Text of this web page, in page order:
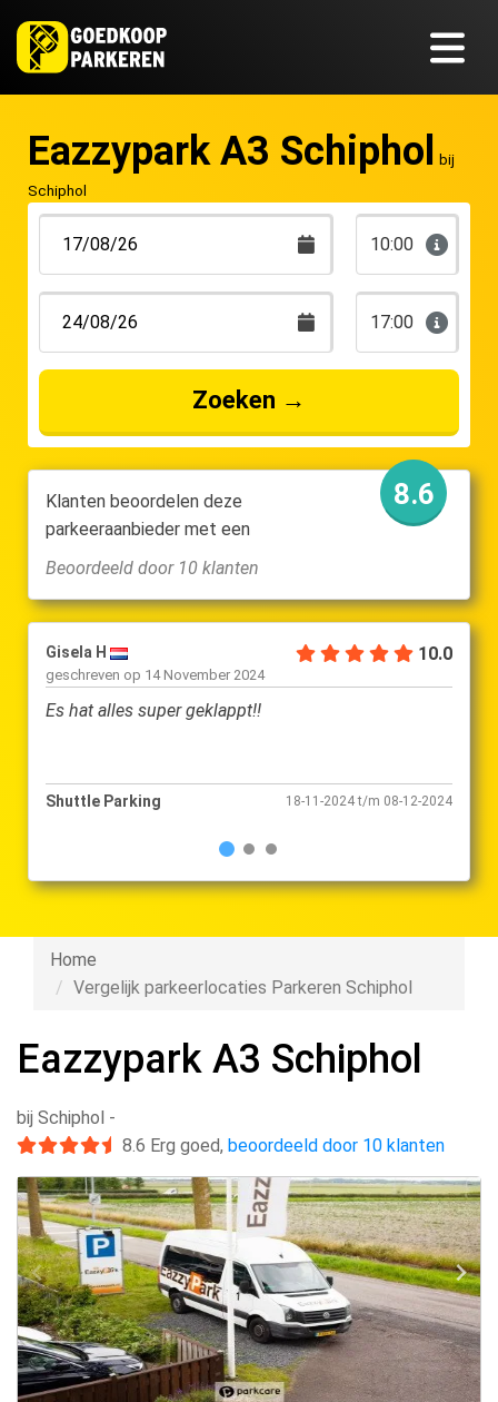
Eazzypark A3 Schiphol
bij
Schiphol
10:00
17:00
Zoeken →
Klanten beoordelen deze
parkeeraanbieder met een
8.6
Beoordeeld door 10 klanten
Gisela H
geschreven op 14 November 2024
10.0
Es hat alles super geklappt!!
Shuttle Parking 18-11-2024 t/m 08-12-2024
Home
Vergelijk parkeerlocaties Parkeren Schiphol
Eazzypark A3 Schiphol
bij Schiphol -
8.6 Erg goed, beoordeeld door 10 klanten